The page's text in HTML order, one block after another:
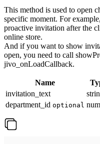
This method is used to open
specific moment. For
proactive invitation after the
online store.
And if you want to show
open, you need to call
jivo_onLoadCallback.
Name
invitation_text
department_id optional